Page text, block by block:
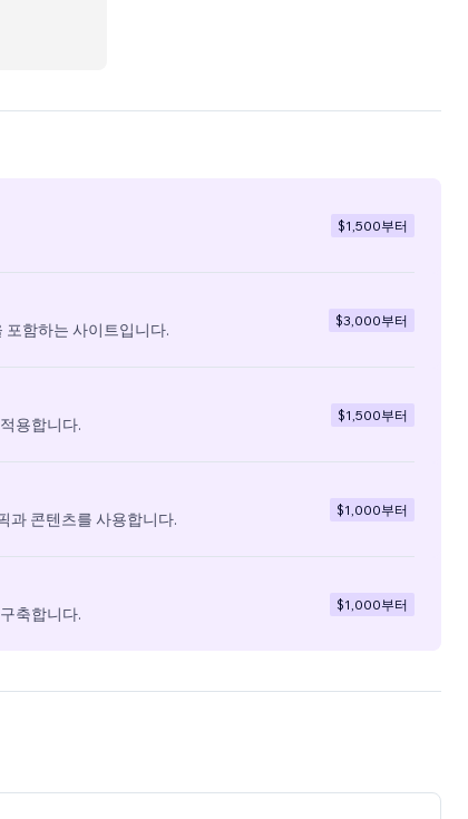
$1,500부터
포함하는 사이트입니다.
$3,000부터
용합니다.
$1,500부터
과 콘텐츠를 사용합니다.
$1,000부터
축합니다.
$1,000부터